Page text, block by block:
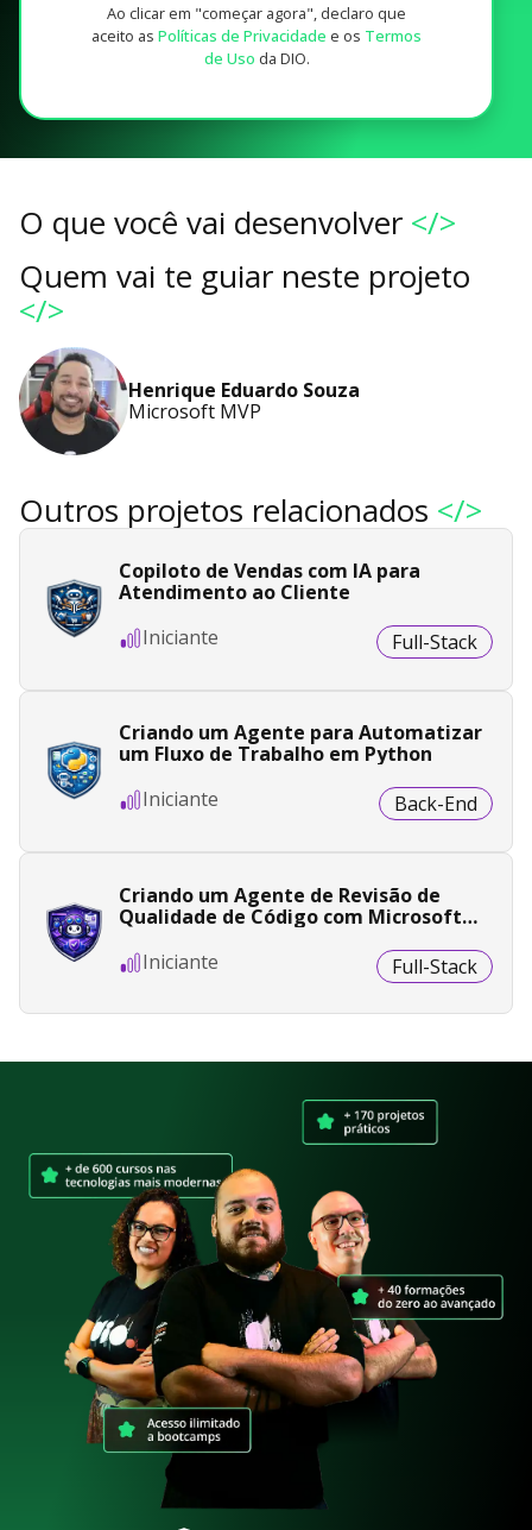
Ao clicar em "começar agora", declaro que
aceito as Políticas de Privacidade e os Termos
de Uso da DIO.
O que você vai desenvolver </>
Quem vai te guiar neste projeto
</>
Henrique Eduardo Souza
Microsoft MVP
Outros projetos relacionados </>
Copiloto de Vendas com IA para
Atendimento ao Cliente
Iniciante
Full-Stack
Criando um Agente para Automatizar
um Fluxo de Trabalho em Python
Iniciante
Back-End
Criando um Agente de Revisão de
Qualidade de Código com Microsoft
Iniciante
Full-Stack